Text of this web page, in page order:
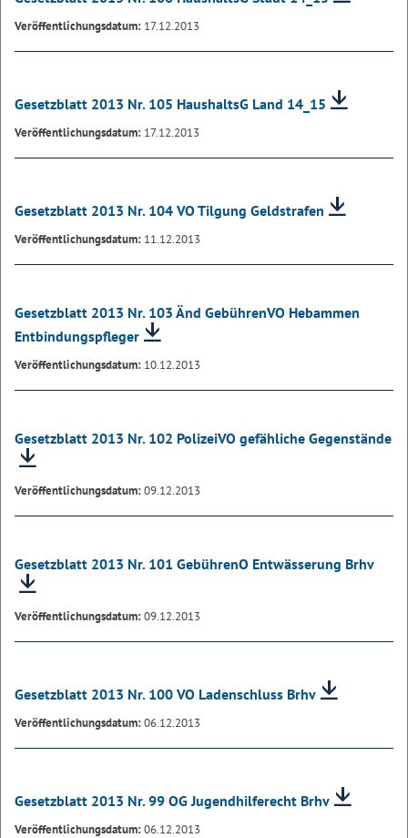
Veröffentlichungsdatum: 17.12.2013
Gesetzblatt 2013 Nr. 105 HaushaltsG Land 14_15
Veröffentlichungsdatum: 17.12.2013
Gesetzblatt 2013 Nr. 104 VO Tilgung Geldstrafen
Veröffentlichungsdatum: 11.12.2013
Gesetzblatt 2013 Nr. 103 Änd GebührenVO Hebammen
Entbindungspfleger
Veröffentlichungsdatum: 10.12.2013
Gesetzblatt 2013 Nr. 102 PolizeiVO gefähliche Gegenstände
Veröffentlichungsdatum:09.12.2013
Gesetzblatt 2013 Nr. 101 GebührenO Entwässerung Brhv
Veröffentlichungsdatum:09.12.2013
Gesetzblatt 2013 Nr. 100 VO Ladenschluss Brhv
Veröffentlichungsdatum:06.12.2013
Gesetzblatt 2013 Nr. 99 OG Jugendhilferecht Brhv
Veröffentlichungsdatum:06.12.2013